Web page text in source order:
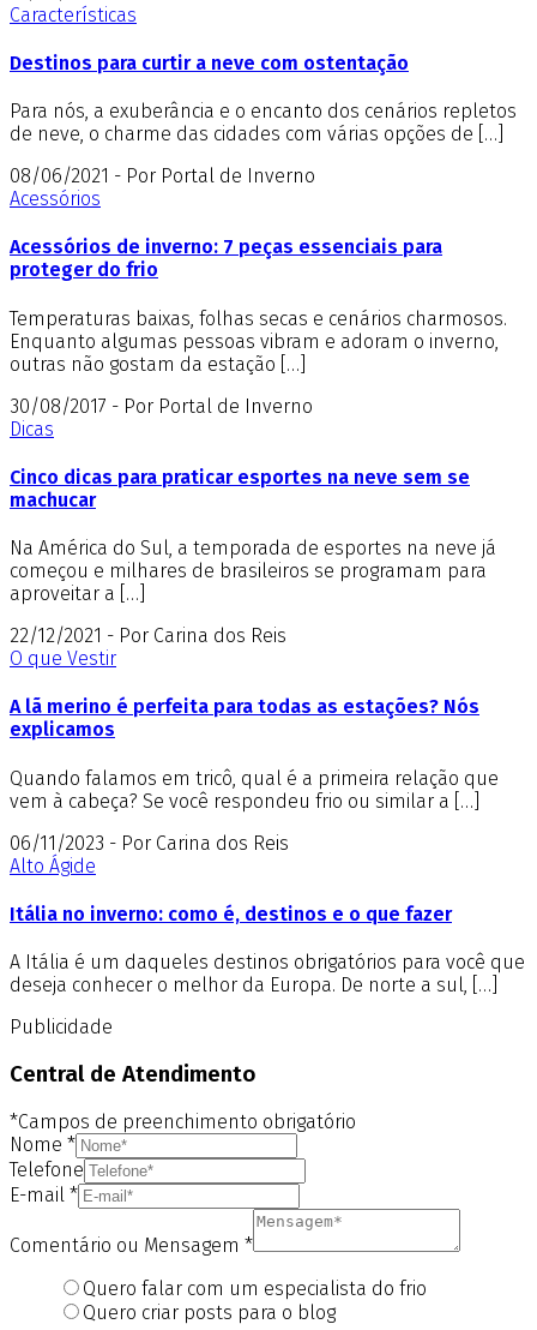
Características
Destinos para curtir a neve com ostentação
Para nós, a exuberância e o encanto dos cenários repletos
de neve, o charme das cidades com várias opções de […]
08/06/2021 - Por Portal de Inverno
Acessórios
Acessórios de inverno: 7 peças essenciais para
proteger do frio
Temperaturas baixas, folhas secas e cenários charmosos.
Enquanto algumas pessoas vibram e adoram o inverno,
outras não gostam da estação […]
30/08/2017 - Por Portal de Inverno
Dicas
Cinco dicas para praticar esportes na neve sem se
machucar
Na América do Sul, a temporada de esportes na neve já
começou e milhares de brasileiros se programam para
aproveitar a […]
22/12/2021 - Por Carina dos Reis
O que Vestir
A lã merino é perfeita para todas as estações? Nós
explicamos
Quando falamos em tricô, qual é a primeira relação que
vem à cabeça? Se você respondeu frio ou similar a […]
06/11/2023 - Por Carina dos Reis
Alto Ágide
Itália no inverno: como é, destinos e o que fazer
A Itália é um daqueles destinos obrigatórios para você que
deseja conhecer o melhor da Europa. De norte a sul, […]
Publicidade
Central de Atendimento
*Campos de preenchimento obrigatório
Nome *
Telefone
E-mail *
Comentário ou Mensagem *
Quero falar com um especialista do frio
Quero criar posts para o blog